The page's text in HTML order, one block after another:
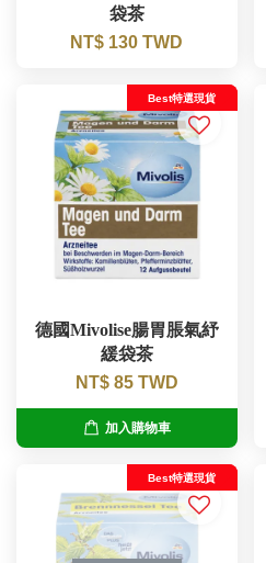
袋茶
NT$ 130 TWD
Best特選現貨
德國Mivolise腸胃脹氣紓
緩袋茶
NT$ 85 TWD
加入購物車
Best特選現貨